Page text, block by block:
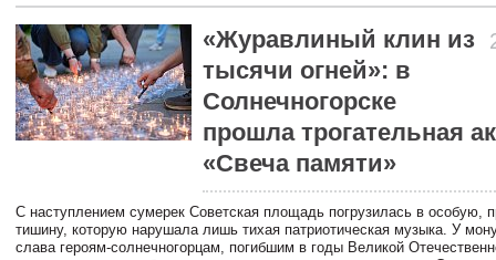
«Журавлиный клин из
тысячи огней»: в
Солнечногорске
прошла трогательная
«Свеча памяти»
С наступлением сумерек Советская площадь погрузилась в особую,
тишину, которую нарушала лишь тихая патриотическая музыка. У
слава героям-солнечногорцам, погибшим в годы Великой